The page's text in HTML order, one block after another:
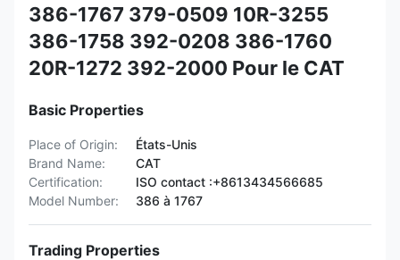
386-1767 379-0509 10R-3255
386-1758 392-0208 386-1760
20R-1272 392-2000 Pour le CAT
Basic Properties
Place of Origin:
États-Unis
Brand Name:
CAT
Certification:
ISO contact :+8613434566685
Model Number:
386 à 1767
Trading Properties